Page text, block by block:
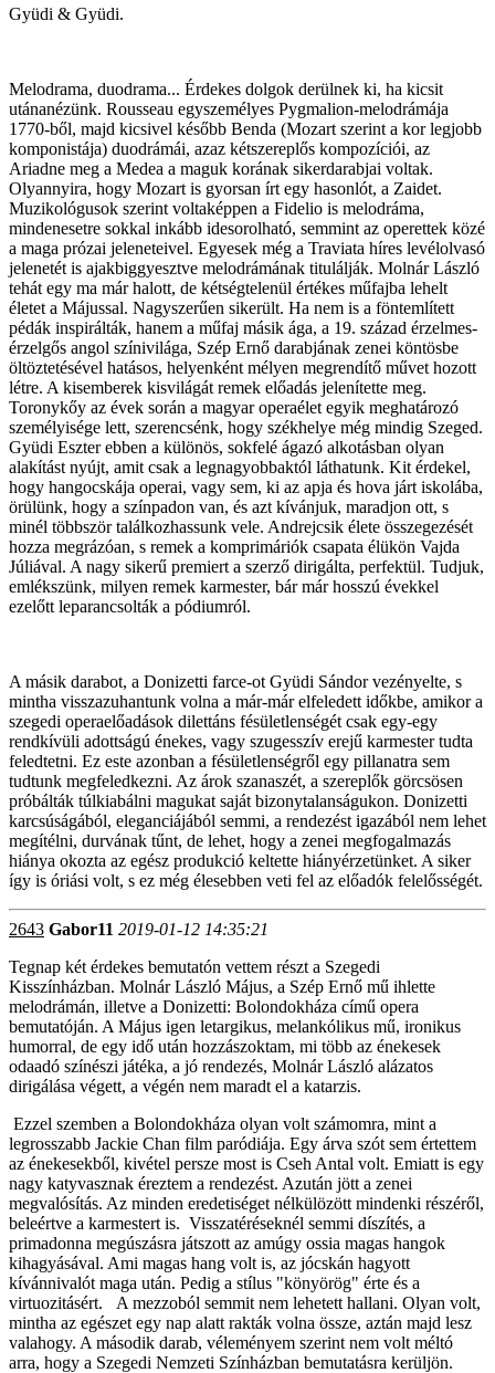
Gyüdi & Gyüdi.
Melodrama, duodrama... Érdekes dolgok derülnek ki, ha kicsit
utánanézünk. Rousseau egyszemélyes Pygmalion-melodrámája
1770-ből, majd kicsivel később Benda (Mozart szerint a kor legjobb
komponistája) duodrámái, azaz kétszereplős kompozíciói, az
Ariadne meg a Medea a maguk korának sikerdarabjai voltak.
Olyannyira, hogy Mozart is gyorsan írt egy hasonlót, a Zaidet.
Muzikológusok szerint voltaképpen a Fidelio is melodráma,
mindenesetre sokkal inkább idesorolható, semmint az operettek közé
a maga prózai jeleneteivel. Egyesek még a Traviata híres levélolvasó
jelenetét is ajakbiggyesztve melodrámának titulálják. Molnár László
tehát egy ma már halott, de kétségtelenül értékes műfajba lehelt
életet a Májussal. Nagyszerűen sikerült. Ha nem is a föntemlített
pédák inspirálták, hanem a műfaj másik ága, a 19. század érzelmes-
érzelgős angol színivilága, Szép Ernő darabjának zenei köntösbe
öltöztetésével hatásos, helyenként mélyen megrendítő művet hozott
létre. A kisemberek kisvilágát remek előadás jelenítette meg.
Toronykőy az évek során a magyar operaélet egyik meghatározó
személyisége lett, szerencsénk, hogy székhelye még mindig Szeged.
Gyüdi Eszter ebben a különös, sokfelé ágazó alkotásban olyan
alakítást nyújt, amit csak a legnagyobbaktól láthatunk. Kit érdekel,
hogy hangocskája operai, vagy sem, ki az apja és hova járt iskolába,
örülünk, hogy a színpadon van, és azt kívánjuk, maradjon ott, s
minél többször találkozhassunk vele. Andrejcsik élete összegezését
hozza megrázóan, s remek a komprimáriók csapata élükön Vajda
Júliával. A nagy sikerű premiert a szerző dirigálta, perfektül. Tudjuk,
emlékszünk, milyen remek karmester, bár már hosszú évekkel
ezelőtt leparancsolták a pódiumról.
A másik darabot, a Donizetti farce-ot Gyüdi Sándor vezényelte, s
mintha visszazuhantunk volna a már-már elfeledett időkbe, amikor a
szegedi operaelőadások dilettáns fésületlenségét csak egy-egy
rendkívüli adottságú énekes, vagy szugesszív erejű karmester tudta
feledtetni. Ez este azonban a fésületlenségről egy pillanatra sem
tudtunk megfeledkezni. Az árok szanaszét, a szereplők görcsösen
próbálták túlkiabálni magukat saját bizonytalanságukon. Donizetti
karcsúságából, eleganciájából semmi, a rendezést igazából nem lehet
megítélni, durvának tűnt, de lehet, hogy a zenei megfogalmazás
hiánya okozta az egész produkció keltette hiányérzetünket. A siker
így is óriási volt, s ez még élesebben veti fel az előadók felelősségét.
2643 Gabor11 2019-01-12 14:35:21
Tegnap két érdekes bemutatón vettem részt a Szegedi
Kisszínházban. Molnár László Május, a Szép Ernő mű ihlette
melodrámán, illetve a Donizetti: Bolondokháza című opera
bemutatóján. A Május igen letargikus, melankólikus mű, ironikus
humorral, de egy idő után hozzászoktam, mi több az énekesek
odaadó színészi játéka, a jó rendezés, Molnár László alázatos
dirigálása végett, a végén nem maradt el a katarzis.
Ezzel szemben a Bolondokháza olyan volt számomra, mint a
legrosszabb Jackie Chan film paródiája. Egy árva szót sem értettem
az énekesekből, kivétel persze most is Cseh Antal volt. Emiatt is egy
nagy katyvasznak éreztem a rendezést. Azután jött a zenei
megvalósítás. Az minden eredetiséget nélkülözött mindenki részéről,
beleértve a karmestert is. Visszatéréseknél semmi díszítés, a
primadonna megúszásra játszott az amúgy ossia magas hangok
kihagyásával. Ami magas hang volt is, az jócskán hagyott
kívánnivalót maga után. Pedig a stílus "könyörög" érte és a
virtuozitásért. A mezzoból semmit nem lehetett hallani. Olyan volt,
mintha az egészet egy nap alatt rakták volna össze, aztán majd lesz
valahogy. A második darab, véleményem szerint nem volt méltó
arra, hogy a Szegedi Nemzeti Színházban bemutatásra kerüljön.